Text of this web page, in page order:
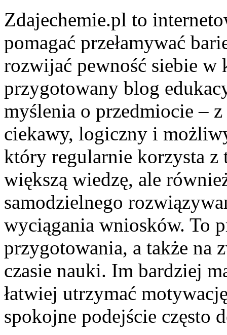
Zdajechemie.pl to
pomagać przełamywać
rozwijać pewność siebie w
przygotowany blog
myślenia o przedmiocie –
ciekawy, logiczny i
który regularnie korzysta
większą wiedzę, ale
samodzielnego
wyciągania wniosków. To
przygotowania, a także na
czasie nauki. Im bardziej
łatwiej utrzymać
spokojne podejście często